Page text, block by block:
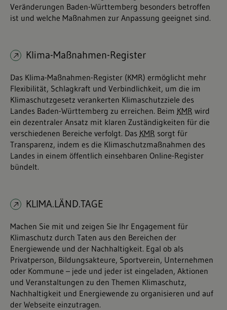
Veränderungen Baden-Württemberg besonders betroffen
ist und welche Maßnahmen zur Anpassung geeignet sind.
Klima-Maßnahmen-Register
Das Klima-Maßnahmen-Register (KMR) ermöglicht mehr
Flexibilität, Schlagkraft und Verbindlichkeit, um die im
Klimaschutzgesetz verankerten Klimaschutzziele des
Landes Baden-Württemberg zu erreichen. Beim KMR wird
ein dezentraler Ansatz mit klaren Zuständigkeiten für die
verschiedenen Bereiche verfolgt. Das KMR sorgt für
Transparenz, indem es die Klimaschutzmaßnahmen des
Landes in einem öffentlich einsehbaren Online-Register
bündelt.
KLIMA.LÄND.TAGE
Machen Sie mit und zeigen Sie Ihr Engagement für
Klimaschutz durch Taten aus den Bereichen der
Energiewende und der Nachhaltigkeit. Egal ob als
Privatperson, Bildungsakteure, Sportverein, Unternehmen
oder Kommune – jede und jeder ist eingeladen, Aktionen
und Veranstaltungen zu den Themen Klimaschutz,
Nachhaltigkeit und Energiewende zu organisieren und auf
der Webseite einzutragen.